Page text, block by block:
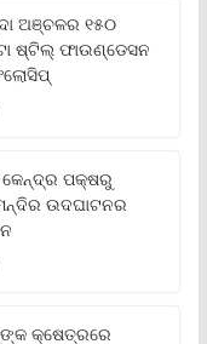
ଅଞ୍ଚଳର ୧୫୦
ଷ୍ଟିଲ୍ ଫାଉଣ୍ଡେସନ
କେନ୍ଦ୍ର ପକ୍ଷରୁ
ଉଦଘାଟନର
କ୍ଷେତ୍ରରେ